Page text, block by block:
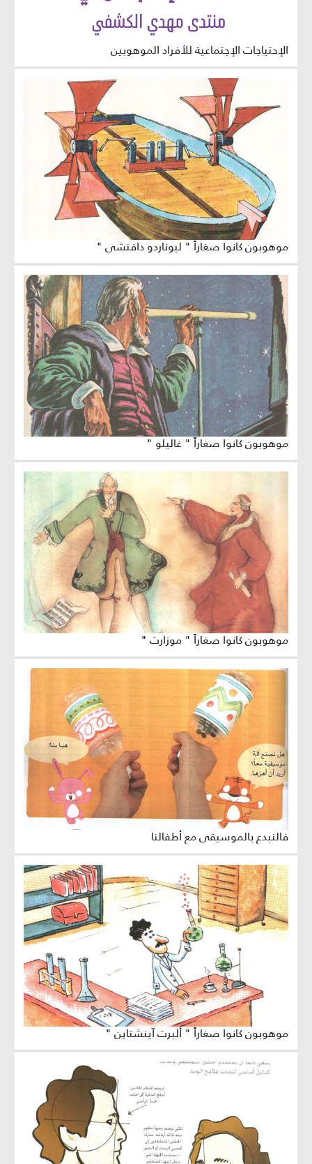
الإحتياجات الإجتماعية للأفراد الموهوبين
موهوبون كانوا صغاراً " ليوناردو دافنشي "
موهوبون كانوا صغاراً " غاليلو "
موهوبون كانوا صغاراً " موزارت "
فالنبدع بالموسيقى مع أطفالنا
موهوبون كانوا صغاراً " ألبرت آينشتاين "